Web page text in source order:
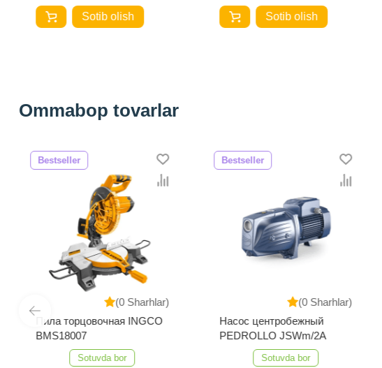
Sotib olish Sotib olish
Ommabop tovarlar
(0 Sharhlar)
Bestseller
Пила торцовочная INGCO
BMS18007
Sotuvda bor
(0 Sharhlar)
Bestseller
Насос центробежный
PEDROLLO JSWm/2A
Sotuvda bor